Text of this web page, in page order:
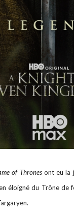
of Thronesont eu la
éloigné du Trône de